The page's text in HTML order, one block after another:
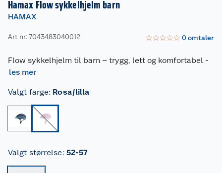
Hamax Flow sykkelhjelm barn
HAMAX
Art nr: 7043483040012 ☆☆☆☆☆ 0omtaler
Flow sykkelhjelm til barn – trygg, lett og komfortabel -
les mer
Valgt farge: Rosa/lilla
Valgt størrelse: 52-57